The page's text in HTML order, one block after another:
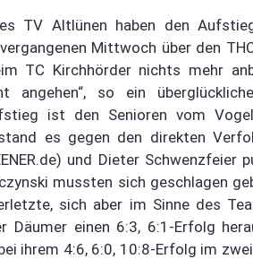
TV Altlünen haben den
Mittwoch über den
TC Kirchhörder nichts mehr
angehen“, so ein
ist den Senioren vom
es gegen den direkten
und Dieter Schwenzfeier
mussten sich geschlagen
sich aber im Sinne des
Däumer einen 6:3, 6:1-Erfolg
ihrem 4:6, 6:0, 10:8-Erfolg im